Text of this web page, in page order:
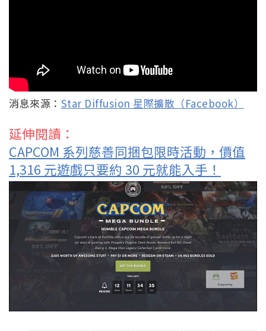
消息來源： Star Diffusion 星際擴散（Facebook）
延伸閱讀：
CAPCOM 系列慈善同捆包限時活動，價值
1,316 元遊戲只要約 30 元就能入手！